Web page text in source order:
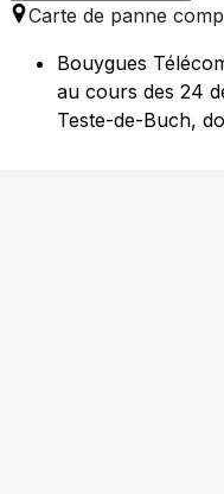
Carte de panne
Bouygues
au cours des 24
Teste-de-Buch,